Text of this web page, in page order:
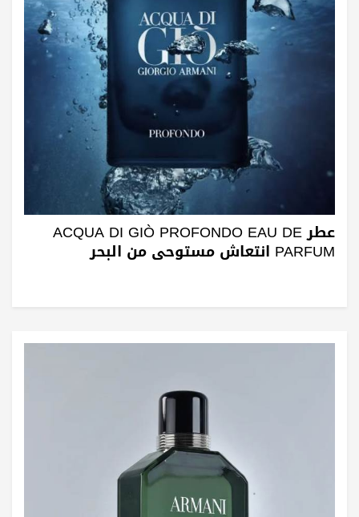
عطر ACQUA DI GIÒ PROFONDO EAU DE
PARFUM انتعاش مستوحى من البحر